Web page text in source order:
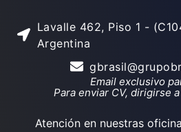
Lavalle 462, Piso 1 -
Argentina
Email exclusivo
Para enviar CV, dirigirse
Atención en nuestras